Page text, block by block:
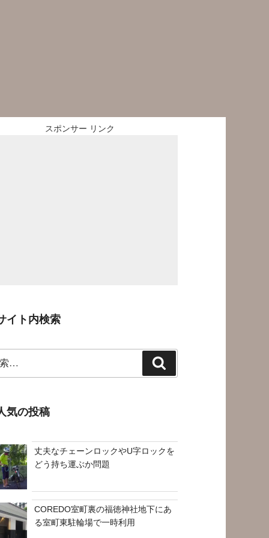
スポンサー リンク
イト内検索
索
気の投稿
丈夫なチェーンロックやU字ロックを
どう持ち運ぶか問題
COREDO室町裏の福徳神社地下にあ
る室町東駐輪場で一時利用